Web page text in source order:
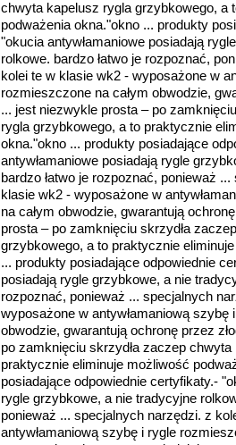
chwyta kapelusz rygla grzybkowego, a
podważenia okna."okno ... produkty
"okucia antywłamaniowe posiadają
rolkowe. bardzo łatwo je rozpoznać,
kolei te w klasie wk2 - wyposażone w
rozmieszczone na całym obwodzie,
... jest niezwykle prosta – po
rygla grzybkowego, a to praktycznie
okna."okno ... produkty posiadające
antywłamaniowe posiadają rygle
bardzo łatwo je rozpoznać, ponieważ
klasie wk2 - wyposażone w
na całym obwodzie, gwarantują
prosta – po zamknięciu skrzydła
grzybkowego, a to praktycznie
... produkty posiadające odpowiednie
posiadają rygle grzybkowe, a nie
rozpoznać, ponieważ ... specjalnych
wyposażone w antywłamaniową szybę
obwodzie, gwarantują ochronę przez
po zamknięciu skrzydła zaczep
praktycznie eliminuje możliwość
posiadające odpowiednie certyfikaty.-
rygle grzybkowe, a nie tradycyjne
ponieważ ... specjalnych narzędzi. z
antywłamaniową szybę i rygle